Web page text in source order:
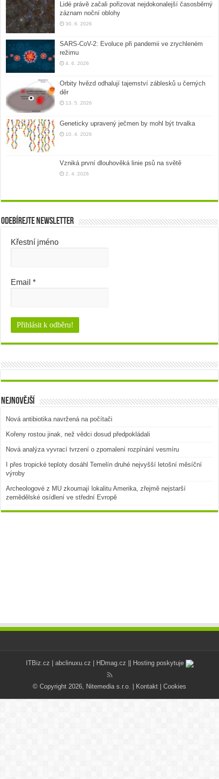
Lidé právě začali pořizovat nejdokonalejší časosběrný
záznam noční oblohy
30. 6. 2026
SARS-CoV-2: Evoluce při pandemii ve zrychleném
režimu
4. 6. 2026
Orbity hvězd odhalují tajemství záblesků u černých
děr
13. 5. 2026
Geneticky upravený ječmen by mohl být trvalka
10. 4. 2026
Vzniká první dlouhověká linie psů na světě
2. 4. 2026
Odebírejte newsletter
Křestní jméno
Email*
Nejnovější
Nová antibiotika navržená na počítači
Kořeny rostou jinak, než vědci dosud předpokládali
Nová analýza vyvrací tvrzení o zpomalení rozpínání vesmíru
I přes tropické teploty dosáhl Temelín druhé nejvyšší letošní měsíční
výroby
Archeologové z MU zkoumají lokalitu Amerika, zřejmě nejstarší
zemědělské osídlení ve střední Evropě
ITBiz.cz abclinuxu.cz HDmag.cz || Hosting poskytuje
© Copyright 2026, Nitemedia s.r.o. | Kontakt Cookies